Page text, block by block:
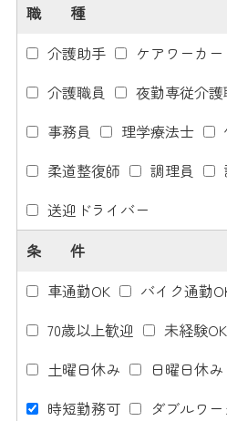
職 種
介護助手
ケアワーカー
介護職員
夜勤専従介護
事務員
理学療法士
柔道整復師
調理員
送迎ドライバー
条 件
車通勤OK
バイク通勤
70歳以上歓迎
未経験OK
土曜日休み
日曜日休み
時短勤務可
ダブルワ